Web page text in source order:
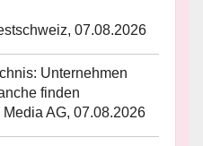
07.08.2026
Unternehmen
finden
AG, 07.08.2026